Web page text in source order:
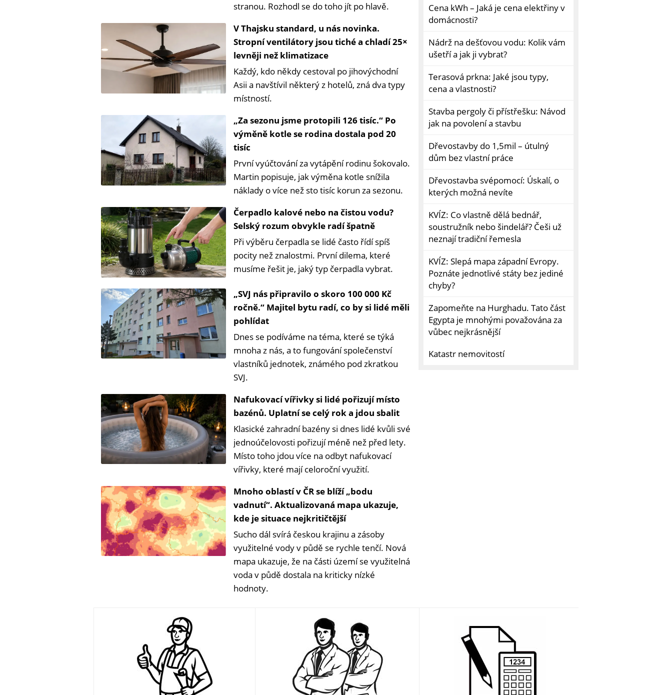
stranou. Rozhodl se do toho jít po hlavě.
V Thajsku standard, u nás novinka.
Stropní ventilátory jsou tiché a chladí 25×
levněji než klimatizace
Každý, kdo někdy cestoval po jihovýchodní
Asii a navštívil některý z hotelů, zná dva typy
místností.
„Za sezonu jsme protopili 126 tisíc.“ Po
výměně kotle se rodina dostala pod 20
tisíc
První vyúčtování za vytápění rodinu šokovalo.
Martin popisuje, jak výměna kotle snížila
náklady o více než sto tisíc korun za sezonu.
Čerpadlo kalové nebo na čistou vodu?
Selský rozum obvykle radí špatně
Při výběru čerpadla se lidé často řídí spíš
pocity než znalostmi. První dilema, které
musíme řešit je, jaký typ čerpadla vybrat.
„SVJ nás připravilo o skoro 100 000 Kč
ročně.“ Majitel bytu radí, co by si lidé měli
pohlídat
Dnes se podíváme na téma, které se týká
mnoha z nás, a to fungování společenství
vlastníků jednotek, známého pod zkratkou
SVJ.
Nafukovací vířivky si lidé pořizují místo
bazénů. Uplatní se celý rok a jdou sbalit
Klasické zahradní bazény si dnes lidé kvůli své
jednoúčelovosti pořizují méně než před lety.
Místo toho jdou více na odbyt nafukovací
vířivky, které mají celoroční využití.
Mnoho oblastí v ČR se blíží „bodu
vadnutí“. Aktualizovaná mapa ukazuje,
kde je situace nejkritičtější
Sucho dál svírá českou krajinu a zásoby
využitelné vody v půdě se rychle tenčí. Nová
mapa ukazuje, že na části území se využitelná
voda v půdě dostala na kriticky nízké
hodnoty.
Cena kWh – Jaká je cena elektřiny v
domácnosti?
Nádrž na dešťovou vodu: Kolik vám
ušetří a jak ji vybrat?
Terasová prkna: Jaké jsou typy,
cena a vlastnosti?
Stavba pergoly či přístřešku: Návod
jak na povolení a stavbu
Dřevostavby do 1,5mil – útulný
dům bez vlastní práce
Dřevostavba svépomocí: Úskalí, o
kterých možná nevíte
KVÍZ: Co vlastně dělá bednář,
soustružník nebo šindelář? Češi už
neznají tradiční řemesla
KVÍZ: Slepá mapa západní Evropy.
Poznáte jednotlivé státy bez jediné
chyby?
Zapomeňte na Hurghadu. Tato část
Egypta je mnohými považována za
vůbec nejkrásnější
Katastr nemovitostí